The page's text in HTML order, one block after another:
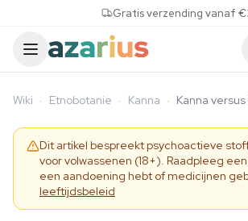
Gratis verzending vanaf
Wiki · Etnobotanie · Kanna · Kanna versus
Dit artikel bespreekt psychoactieve
voor volwassenen (18+). Raadpleeg
een aandoening hebt of medicijnen
leeftijdsbeleid